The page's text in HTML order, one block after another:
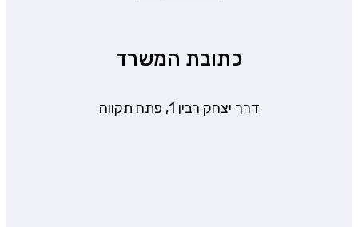
כתובת המשרד
דרך יצחק רבין 1, פתח תקווה